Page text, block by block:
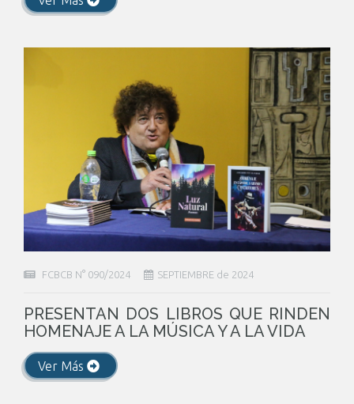
FCBCB N° 090/2024 SEPTIEMBRE de 2024
PRESENTAN DOS LIBROS QUE RINDEN
HOMENAJE A LA MÚSICA Y A LA VIDA
Ver Más